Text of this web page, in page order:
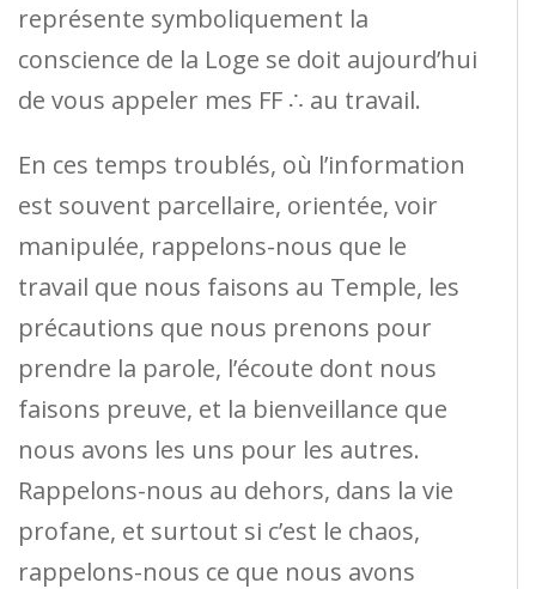
représente symboliquement la
conscience de la Loge se doit aujourd’hui
de vous appeler mes FF ∴ au travail.
En ces temps troublés, où l’information
est souvent parcellaire, orientée, voir
manipulée, rappelons-nous que le
travail que nous faisons au Temple, les
précautions que nous prenons pour
prendre la parole, l’écoute dont nous
faisons preuve, et la bienveillance que
nous avons les uns pour les autres.
Rappelons-nous au dehors, dans la vie
profane, et surtout si c’est le chaos,
rappelons-nous ce que nous avons